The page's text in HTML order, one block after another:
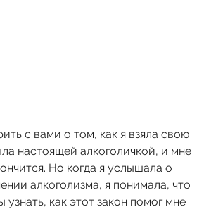
с вами о том, как я взяла свою
настоящей алкоголичкой, и мне
Но когда я услышала о
алкоголизма, я понимала, что
как этот закон помог мне